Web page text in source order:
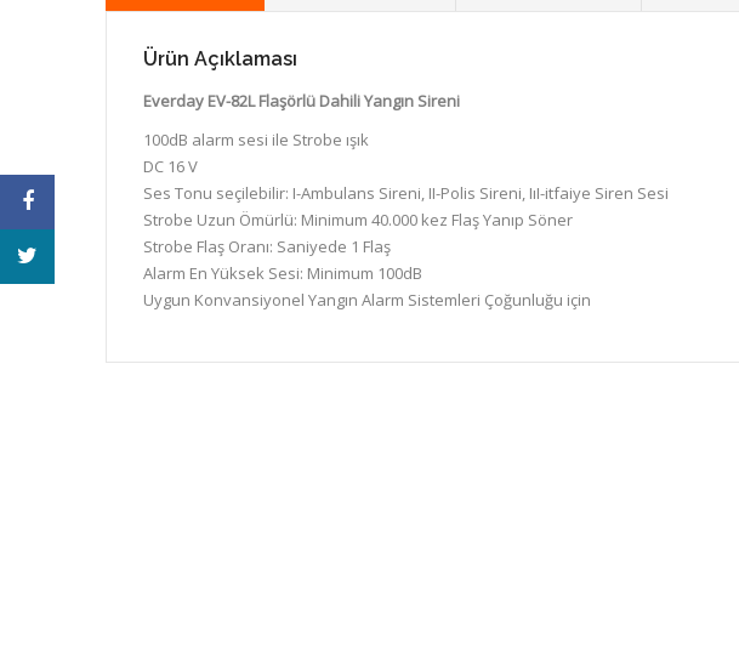
Ürün Açıklaması
Everday EV-82L Flaşörlü Dahili Yangın Sireni
100dB alarm sesi ile Strobe ışık
DC 16 V
Ses Tonu seçilebilir: I-Ambulans Sireni, II-Polis Sireni, IıI-itfaiye Siren Sesi
Strobe Uzun Ömürlü: Minimum 40.000 kez Flaş Yanıp Söner
Strobe Flaş Oranı: Saniyede 1 Flaş
Alarm En Yüksek Sesi: Minimum 100dB
Uygun Konvansiyonel Yangın Alarm Sistemleri Çoğunluğu için